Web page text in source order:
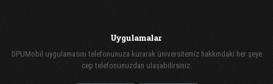
Uygulamalar
DPUMobil uygulamasını telefonunuza kurarak üniversitemiz hakkındaki her şeye
cep telefonunuzdan ulaşabilirsiniz.